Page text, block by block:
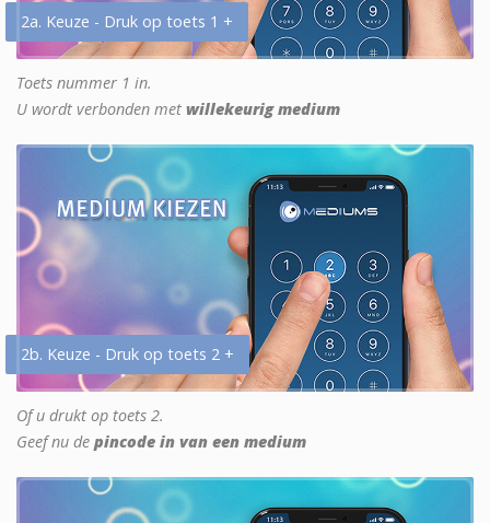
2a. Keuze - Druk op toets 1 +
Toets nummer 1 in.
U wordt verbonden met willekeurig medium
2b. Keuze - Druk op toets 2 +
Of u drukt op toets 2.
Geef nu de pincode in van een medium